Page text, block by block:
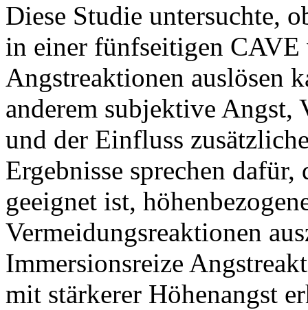
Diese Studie untersuchte,
in einer fünfseitigen CAVE
Angstreaktionen auslösen
anderem subjektive Angst,
und der Einfluss
Ergebnisse sprechen
geeignet ist,
Vermeidungsreaktionen
Immersionsreize
mit stärkerer Höhenangst